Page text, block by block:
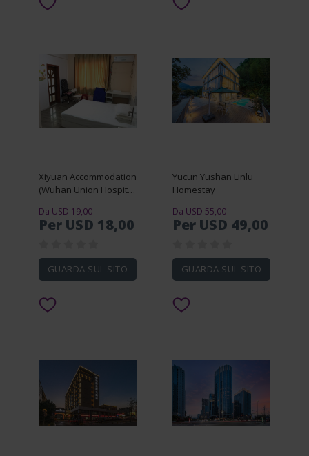
Xiyuan Accommodation
(Wuhan Union Hospital
Branch)
Da USD 19,00
Per USD 18,00
GUARDA SUL SITO
Yucun Yushan Linlu
Homestay
Da USD 55,00
Per USD 49,00
GUARDA SUL SITO